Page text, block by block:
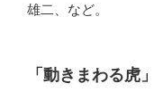
雄二、など。
「動きまわる虎」